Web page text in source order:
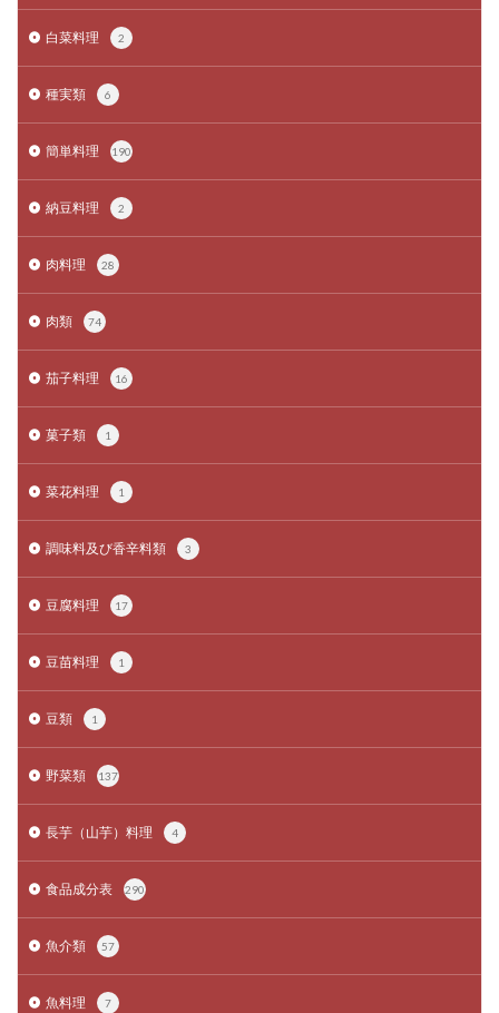
白菜料理 2
種実類 6
簡単料理 190
納豆料理 2
肉料理 28
肉類 74
茄子料理 16
菓子類 1
菜花料理 1
調味料及び香辛料類 3
豆腐料理 17
豆苗料理 1
豆類 1
野菜類 137
長芋（山芋）料理 4
食品成分表 290
魚介類 57
魚料理 7